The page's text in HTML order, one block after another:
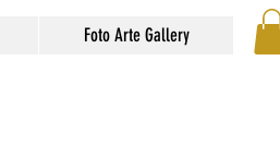
Foto Arte Gallery